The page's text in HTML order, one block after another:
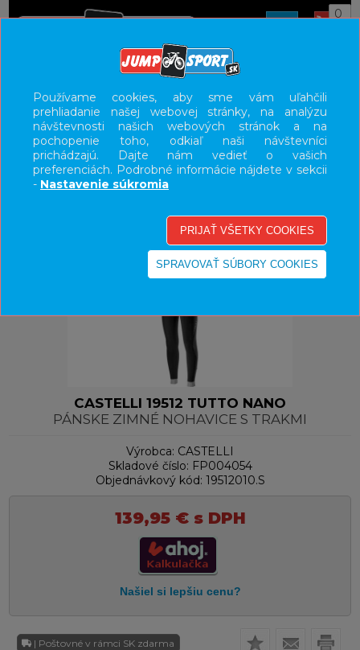
0
UŽÍVATEĽSKÝ PANEL
KATEGÓRIE
HLAVNÉ MENU
CASTELLI 19512 TUTTO NANO
PÁNSKE ZIMNÉ NOHAVICE S TRAKMI
Výrobca: CASTELLI
Skladové číslo: FP004054
Objednávkový kód: 19512010.S
139,95 €s DPH
| Poštovné v rámci SK zdarma
Používame cookies, aby sme vám uľahčili
prehliadanie našej webovej stránky, na analýzu
návštevnosti našich webových stránok a na
pochopenie toho, odkiaľ naši návštevníci
prichádzajú. Dajte nám vedieť o vašich
preferenciách. Podrobné informácie nájdete v sekcii
- Nastavenie súkromia